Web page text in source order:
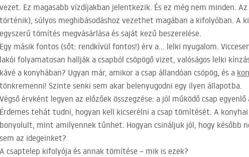
vezet. Ez magasabb vízdíjakban jelentkezik. És ez még nem minden.
történik), súlyos meghibásodáshoz vezethet magában a kifolyóban. A
egyszerű tömítés megvásárlása és saját kezű beszerelése.
Egy másik fontos (sőt: rendkívül fontos!) érv a… lelki nyugalom.
lakói folyamatosan hallják a csapból csöpögő vizet, valóságos lelki
kávé a konyhában? Ugyan már, amikor a csap állandóan csöpög, és a
tönkremenni! Szinte senki sem akar belenyugodni egy ilyen állapotba.
Végső érvként legyen az előzőek összegzése: a jól működő csap
Érdemes tehát tudni, hogyan kell kicserélni a csap tömítését. A
bonyolult, mint amilyennek tűnhet. Hogyan csináljuk jól, hogy később
sem az idegeinket?
A csaptelep kifolyója és annak tömítése – mik is ezek?